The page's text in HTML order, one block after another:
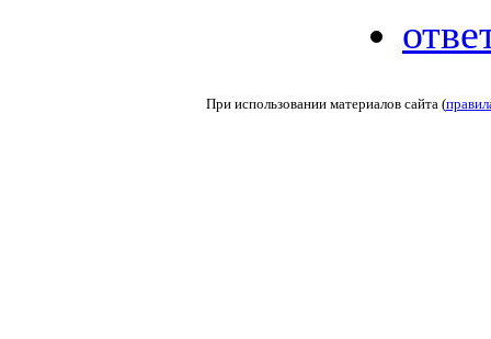
При использовании материалов сайта (